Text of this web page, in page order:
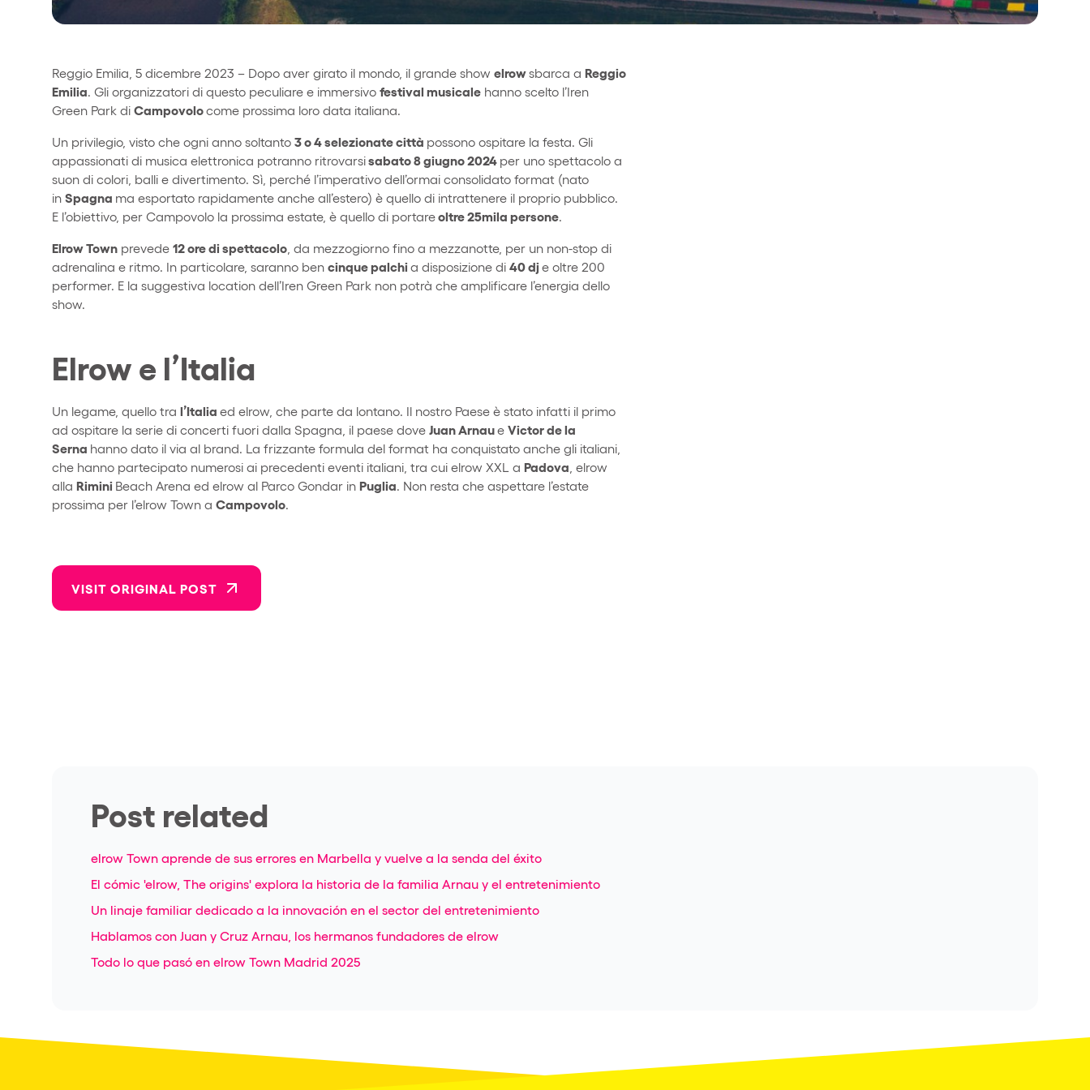
Reggio Emilia, 5 dicembre 2023 – Dopo aver girato il mondo, il grande show elrowsbarca a Reggio
Emilia. Gli organizzatori di questo peculiare e immersivo festival musicale hanno scelto l’Iren
Green Park di Campovolocome prossima loro data italiana.
Un privilegio, visto che ogni anno soltanto 3 o 4 selezionate città possono ospitare la festa. Gli
appassionati di musica elettronica potranno ritrovarsisabato 8 giugno 2024 per uno spettacolo a
suon di colori, balli e divertimento. Sì, perché l’imperativo dell’ormai consolidato format (nato
in Spagna ma esportato rapidamente anche all’estero) è quello di intrattenere il proprio pubblico.
E l’obiettivo, per Campovolo la prossima estate, è quello di portareoltre 25mila persone.
Elrow Town prevede 12 ore di spettacolo , da mezzogiorno fino a mezzanotte, per un non-stop di
adrenalina e ritmo. In particolare, saranno ben cinque palchia disposizione di 40 dje oltre 200
performer. E la suggestiva location dell’Iren Green Park non potrà che amplificare l’energia dello
show.
Elrow e l’Italia
Un legame, quello tra l’Italia ed elrow, che parte da lontano. Il nostro Paese è stato infatti il primo
ad ospitare la serie di concerti fuori dalla Spagna, il paese dove Juan Arnaue Victor de la
Serna hanno dato il via al brand. La frizzante formula del format ha conquistato anche gli italiani,
che hanno partecipato numerosi ai precedenti eventi italiani, tra cui elrow XXL a Padova , elrow
alla Rimini Beach Arena ed elrow al Parco Gondar in Puglia. Non resta che aspettare l’estate
prossima per l’elrow Town a Campovolo.
VISIT ORIGINAL POST
Post related
elrow Town aprende de sus errores en Marbella y vuelve a la senda del éxito
El cómic 'elrow, The origins' explora la historia de la familia Arnau y el entretenimiento
Un linaje familiar dedicado a la innovación en el sector del entretenimiento
Hablamos con Juan y Cruz Arnau, los hermanos fundadores de elrow
Todo lo que pasó en elrow Town Madrid 2025